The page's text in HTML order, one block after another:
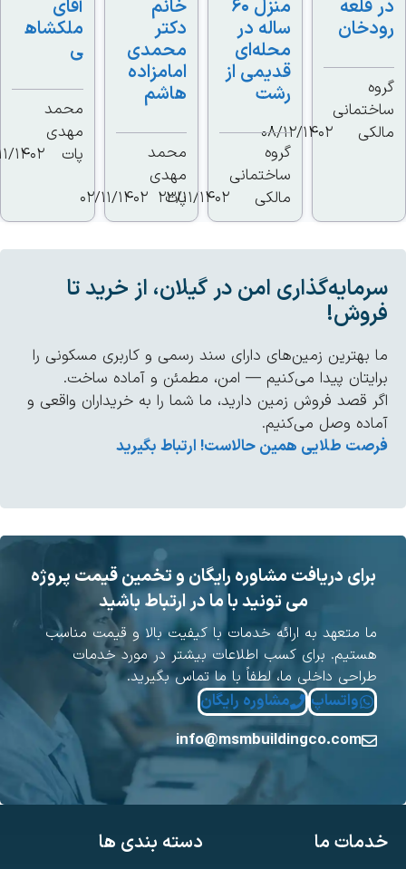
08/12/1402
منزل ۶۰
ساله در
محله‌ای
قدیمی از
رشت
ساختمانی
مالکی
23/11/1402
خانم
دکتر
محمدی
امامزاده
هاشم
محمد
مهدی
پات
02/11/1402
آقای
ملکشاه
محمد
مهدی
01/11/1402
امن در گیلان، از خرید تا
بهترین زمین‌های دارای سند رسمی و کاربری مسکونی را
پیدا می‌کنیم — امن، مطمئن و آماده ساخت.
قصد فروش زمین دارید، ما شما را به خریداران واقعی و
وصل می‌کنیم.
طلایی همین حالاست! ارتباط بگیرید
برای دریافت مشاوره رایگان و تخمین قیمت پروژه
می تونید با ما در ارتباط باشید
ما متعهد به ارائه خدمات با کیفیت بالا و قیمت مناسب
هستیم. برای کسب اطلاعات بیشتر در مورد خدمات
طراحی داخلی ما، لطفاً با ما تماس بگیرید.
واتساپ
مشاوره رایگان
info@msmbuildingco.com
ما دسته بندی ها